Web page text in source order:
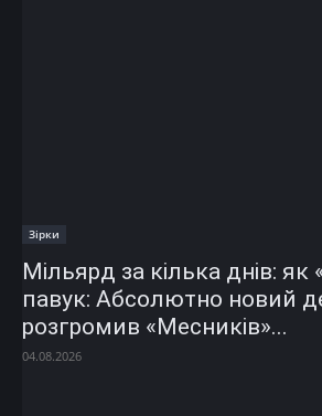
Зірки
Мільярд за кілька днів:
павук: Абсолютно новий
розгромив «Месників»...
04.08.2026